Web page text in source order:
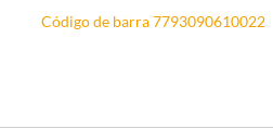
Código de barra 7793090610022